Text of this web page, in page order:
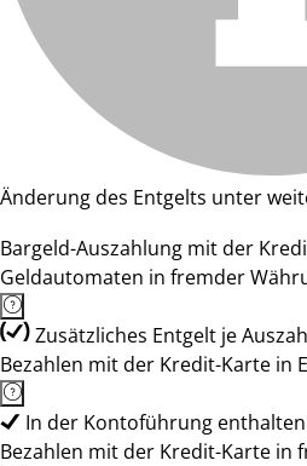
Änderung des Entgelts unter
Bargeld-Auszahlung mit der
Geldautomaten in fremder
Zusätzliches Entgelt je
Bezahlen mit der Kredit-Karte in
In der Kontoführung enthalten
Bezahlen mit der Kredit-Karte in